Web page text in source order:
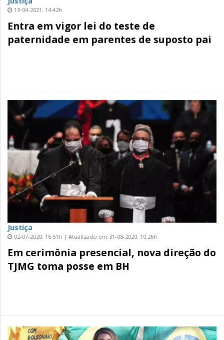
19-04-2021, 14:42h
Entra em vigor lei do teste de
paternidade em parentes de suposto pai
Justiça
02-07-2020, 16:51h | Atualizado em 31-08-2020, 10:26h
Em cerimônia presencial, nova direção do
TJMG toma posse em BH